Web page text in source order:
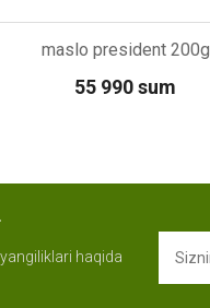
maslo president 200g
55 990 sum
haqida